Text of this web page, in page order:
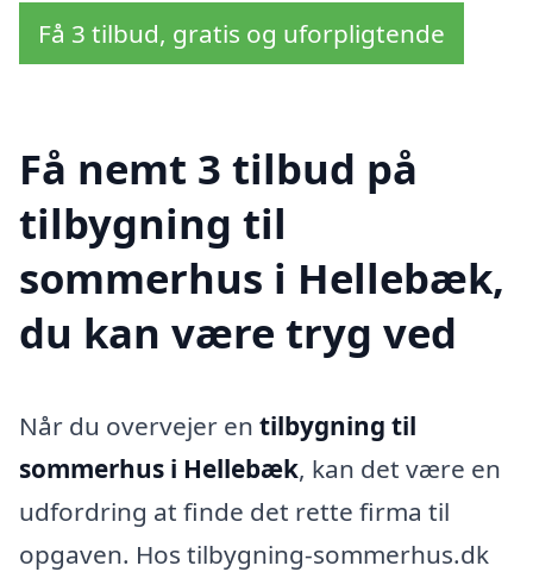
Få 3 tilbud, gratis og uforpligtende
Få nemt 3 tilbud på
tilbygning til
sommerhus i Hellebæk,
du kan være tryg ved
Når du overvejer en tilbygning til
sommerhus i Hellebæk, kan det være en
udfordring at finde det rette firma til
opgaven. Hos tilbygning-sommerhus.dk